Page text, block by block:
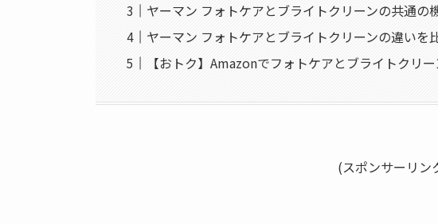
ヤーマン フォトケアとブライトクリーンの共通の
ヤーマン フォトケアとブライトクリーンの違いを
【おトク】Amazonでフォトケアとブライトクリ
(スポンサーリン